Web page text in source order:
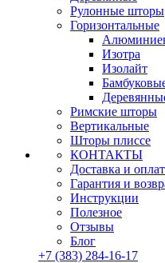
Рулонные шторы
Горизонтальные
Изотра
Изолайт
Римские шторы
Вертикальные
Шторы плиссе
КОНТАКТЫ
Доставка и
Гарантия и
Инструкции
Полезное
Отзывы
Блог
+7 (383) 284-16-17